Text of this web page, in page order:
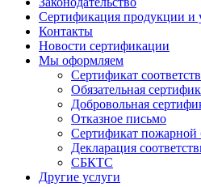
Сертификация продукции и
Контакты
Новости сертификации
Мы оформляем
Сертификат
Обязательная
Добровольная
Отказное письмо
Сертификат пожарной
Декларация
СБКТС
Другие услуги